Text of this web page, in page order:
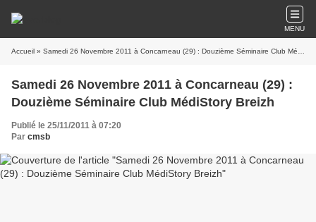
MENU
Accueil » Samedi 26 Novembre 2011 à Concarneau (29) : Douzième Séminaire Club MédiStory Breizh
Samedi 26 Novembre 2011 à Concarneau (29) :
Douzième Séminaire Club MédiStory Breizh
Publié le 25/11/2011 à 07:20
Par cmsb